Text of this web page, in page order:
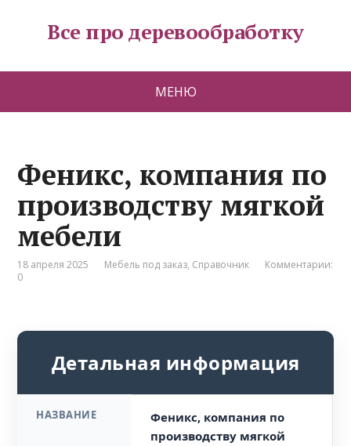
Все про деревообработку
МЕНЮ
Феникс, компания по
производству мягкой
мебели
18 апреля 2025 Мебель под заказ, Справочник
Комментарии:
0
Детальная информация
НАЗВАНИЕ
Феникс, компания по
производству мягкой